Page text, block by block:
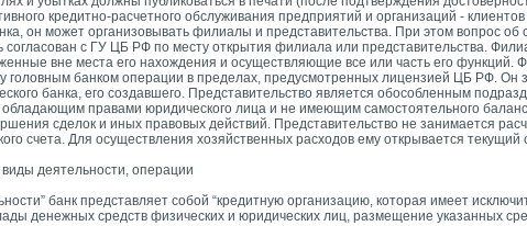
кредитно-расчетного обслуживания предприятий и организаций -
он может организовывать филиалы и представительства. При этом вопрос
согласован с ГУ ЦБ РФ по месту открытия филиала или представительства.
вне места его нахождения и осуществляющие все или часть его функций.
банком операции в пределах, предусмотренных лицензией ЦБ РФ. Он
банка, его создавшего. Представительство является обособленным
правами юридического лица и не имеющим самостоятельного
сделок и иных правовых действий. Представительство не занимается
счета. Для осуществления хозяйственных расходов ему открывается текущий
деятельности, операции
банк представляет собой “кредитную организацию, которая имеет
денежных средств физических и юридических лиц, размещение указанных